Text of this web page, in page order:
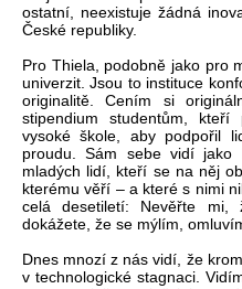
ostatní, neexistuje žádná
České republiky.
Pro Thiela, podobně jako pro
univerzit. Jsou to instituce
originalitě. Cením si
stipendium studentům, kteří
vysoké škole, aby podpořil
proudu. Sám sebe vidí jako
mladých lidí, kteří se na něj
kterému věří – a které s nimi
celá desetiletí: Nevěřte
dokážete, že se mýlím,
Dnes mnozí z nás vidí, že
v technologické stagnaci.